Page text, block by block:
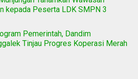
kepada Peserta LDK SMPN 3
Pemerintah, Dandim
Tinjau Progres Koperasi Merah